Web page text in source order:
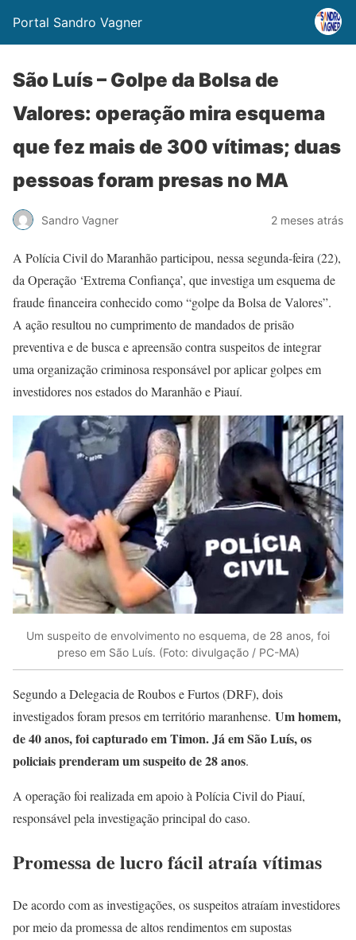
Portal Sandro Vagner
São Luís – Golpe da Bolsa de
Valores: operação mira esquema
que fez mais de 300 vítimas; duas
pessoas foram presas no MA
Sandro Vagner 2 meses atrás
A Polícia Civil do Maranhão participou, nessa segunda-feira (22),
da Operação ‘Extrema Confiança’, que investiga um esquema de
fraude financeira conhecido como “golpe da Bolsa de Valores”.
A ação resultou no cumprimento de mandados de prisão
preventiva e de busca e apreensão contra suspeitos de integrar
uma organização criminosa responsável por aplicar golpes em
investidores nos estados do Maranhão e Piauí.
Um suspeito de envolvimento no esquema, de 28 anos, foi
preso em São Luís. (Foto: divulgação / PC-MA)
Segundo a Delegacia de Roubos e Furtos (DRF), dois
investigados foram presos em território maranhense. Um homem,
de 40 anos, foi capturado em Timon. Já em São Luís, os
policiais prenderam um suspeito de 28 anos.
A operação foi realizada em apoio à Polícia Civil do Piauí,
responsável pela investigação principal do caso.
Promessa de lucro fácil atraía vítimas
De acordo com as investigações, os suspeitos atraíam investidores
por meio da promessa de altos rendimentos em supostas